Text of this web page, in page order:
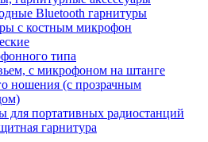
Bluetooth гарнитуры
с костным микрофон
типа
с микрофоном на штанге
ношения (с прозрачным
для портативных радиостанций
гарнитура